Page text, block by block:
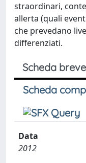
straordinari,
allerta (quali
che prevedano
differenziati.
Scheda breve
Scheda
Data
2012